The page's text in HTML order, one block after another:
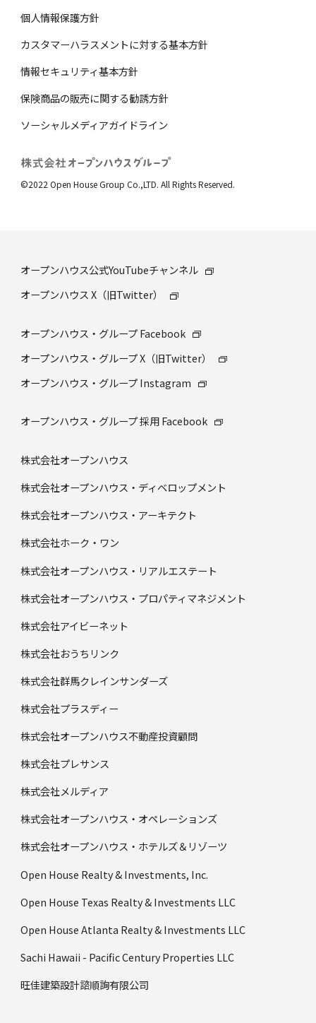
個⼈情報保護⽅針
カスタマーハラスメントに対する基本方針
情報セキュリティ基本方針
保険商品の販売に関する勧誘⽅針
ソーシャルメディアガイドライン
©2022 Open House Group Co.,LTD. All Rights Reserved.
オープンハウス公式YouTubeチャンネル
オープンハウス X（旧Twitter）
オープンハウス・グループ Facebook
オープンハウス・グループ X（旧Twitter）
オープンハウス・グループ Instagram
オープンハウス・グループ 採⽤ Facebook
株式会社オープンハウス
株式会社オープンハウス・ディベロップメント
株式会社オープンハウス・アーキテクト
株式会社ホーク・ワン
株式会社オープンハウス・リアルエステート
株式会社オープンハウス・プロパティマネジメント
株式会社アイビーネット
株式会社おうちリンク
株式会社群馬クレインサンダーズ
株式会社プラスディー
株式会社オープンハウス不動産投資顧問
株式会社プレサンス
株式会社メルディア
株式会社オープンハウス・オペレーションズ
株式会社オープンハウス・ホテルズ＆リゾーツ
Open House Realty & Investments, Inc.
Open House Texas Realty & Investments LLC
Open House Atlanta Realty & Investments LLC
Sachi Hawaii - Pacific Century Properties LLC
旺佳建築設計諮順詢有限公司